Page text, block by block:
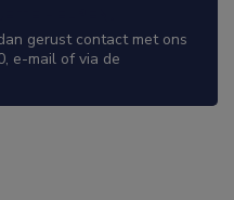
gerust contact met ons
e-mail of via de